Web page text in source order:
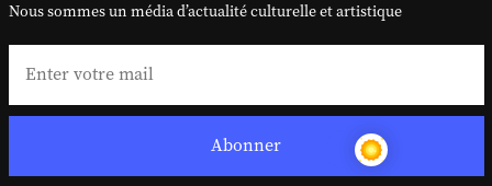
Nous sommes un média d’actualité culturelle et artistique
Abonner